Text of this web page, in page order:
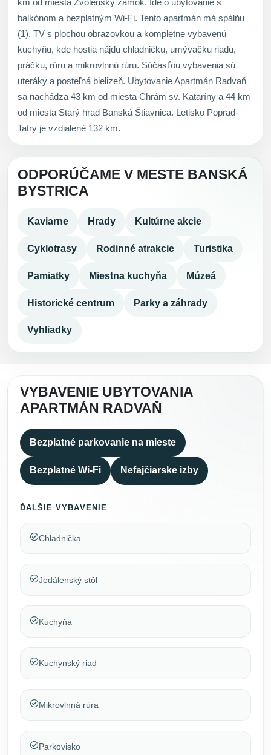
balkónom a bezplatným Wi-Fi. Tento apartmán má spálňu
(1), TV s plochou obrazovkou a kompletne vybavenú
kuchyňu, kde hostia nájdu chladničku, umývačku riadu,
práčku, rúru a mikrovlnnú rúru. Súčasťou vybavenia sú
uteráky a posteľná bielizeň. Ubytovanie Apartmán Radvaň
sa nachádza 43 km od miesta Chrám sv. Kataríny a 44 km
od miesta Starý hrad Banská Štiavnica. Letisko Poprad-
Tatry je vzdialené 132 km.
ODPORÚČAME V MESTE BANSKÁ
BYSTRICA
Kaviarne Hrady Kultúrne akcie
Cyklotrasy Rodinné atrakcie Turistika
Pamiatky Miestna kuchyňa Múzeá
Historické centrum Parky a záhrady
Vyhliadky
VYBAVENIE UBYTOVANIA
APARTMÁN RADVAŇ
Bezplatné parkovanie na mieste
Bezplatné Wi-Fi Nefajčiarske izby
ĎALŠIE VYBAVENIE
Chladnička
Jedálenský stôl
Kuchyňa
Kuchynský riad
Mikrovlnná rúra
Parkovisko